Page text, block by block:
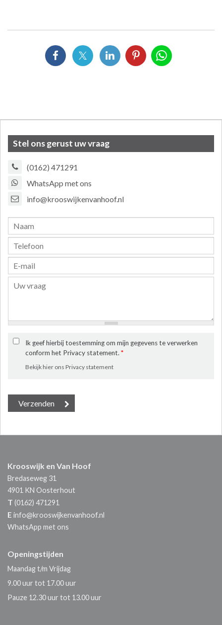
Stel ons gerust uw vraag
(0162) 471291
WhatsApp met ons
info@krooswijkenvanhoof.nl
Ik geef hierbij toestemming om mijn gegevens te verwerken
conform het Privacy statement.*
Bekijk hier ons Privacy statement
Krooswijk en Van Hoof
Bredaseweg 31
4901 KN Oosterhout
T (0162) 471291
E info@krooswijkenvanhoof.nl
WhatsApp met ons
Openingstijden
Maandag t/m Vrijdag
9.00 uur tot 17.00 uur
Pauze 12.30 uur tot 13.00 uur